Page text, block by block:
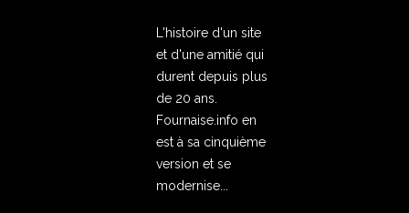
L'histoire d'un site
et d'une amitié qui
durent depuis plus
de 20 ans.
Fournaise.info en
est à sa cinquième
version et se
modernise...